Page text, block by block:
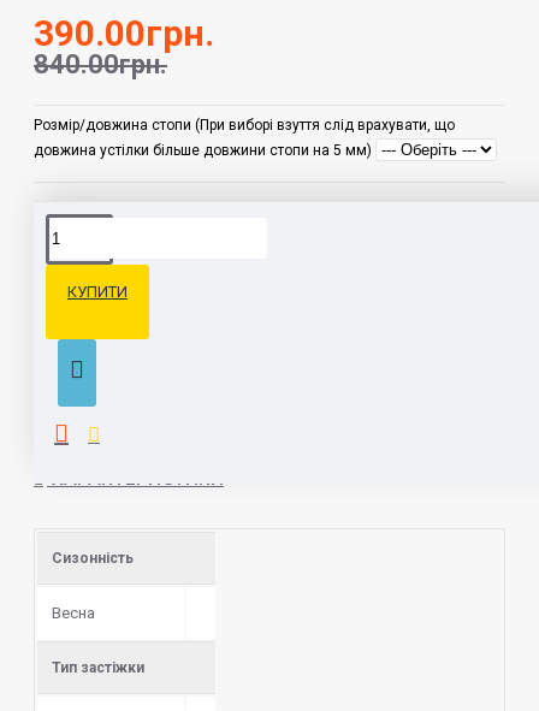
390.00грн.
840.00грн.
Розмір/довжина стопи (При виборі взуття слід врахувати, що
довжина устілки більше довжини стопи на 5 мм)
КУПИТИ
ОПИС
ПОЗИЦІЇ З OUTLET ОБМІНУ ТА ПОВЕРНЕННЮ НЕ
ПІДЛЯГАЮТЬ! КОЛІР МОЖЕ ВІДРІЗНЯТИСЬ ВІД ФОТО НА САЙТІ
Зручні туфлі мокасини для юних модниць. Модель
характеризується наявністю спеціалізованої шкіряної устілки-
супінатора. На шнурку. Гнучка підошва. Широкий носок не
ХАРАКТЕРИСТИКИ
Сизонність
Весна
Тип застіжки